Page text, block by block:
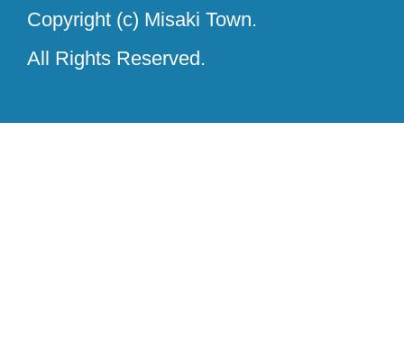
Copyright (c) Misaki Town.
All Rights Reserved.